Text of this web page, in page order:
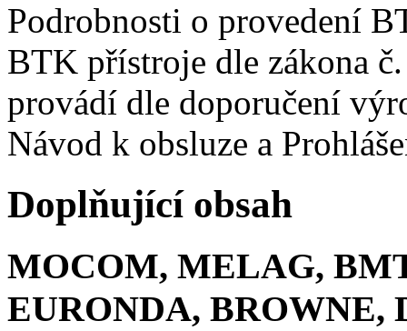
Podrobnosti o provedení
BTK přístroje dle zákona
provádí dle doporučení
Návod k obsluze a
Doplňující obsah
MOCOM, MELAG,
EURONDA, BROWNE,